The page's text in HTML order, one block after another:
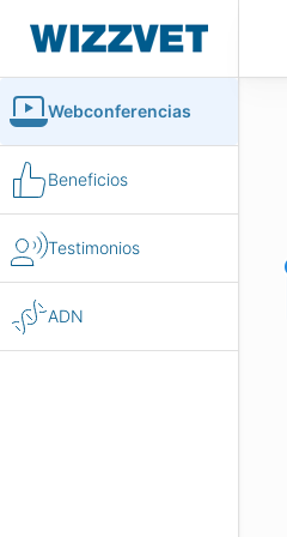
Webconferencias
Beneficios
Testimonios
ADN